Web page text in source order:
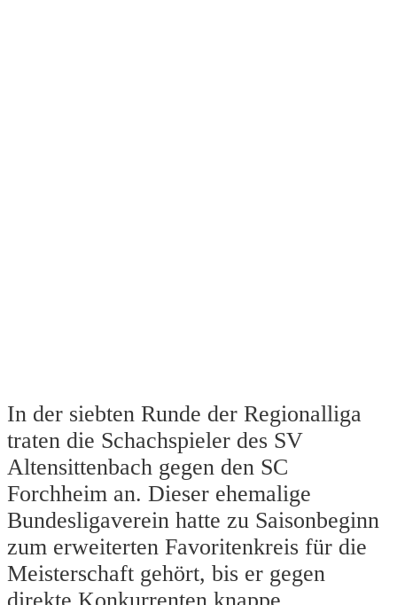
In der siebten Runde der Regionalliga
traten die Schachspieler des SV
Altensittenbach gegen den SC
Forchheim an. Dieser ehemalige
Bundesligaverein hatte zu Saisonbeginn
zum erweiterten Favoritenkreis für die
Meisterschaft gehört, bis er gegen